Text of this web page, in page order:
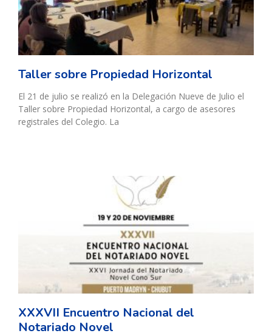
Taller sobre Propiedad Horizontal
El 21 de julio se realizó en la Delegación Nueve de Julio el
Taller sobre Propiedad Horizontal, a cargo de asesores
registrales del Colegio. La
XXXVII Encuentro Nacional del
Notariado Novel